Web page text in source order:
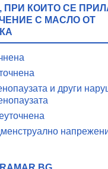
КОИТО СЕ
С МАСЛО ОТ
и други